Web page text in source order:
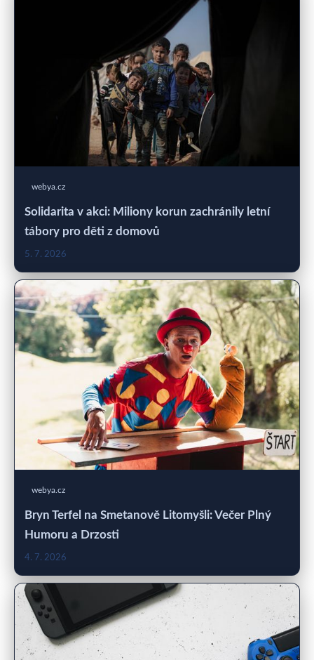
webya.cz
Solidarita v akci: Miliony korun zachránily letní
tábory pro děti z domovů
5. 7. 2026
webya.cz
Bryn Terfel na Smetanově Litomyšli: Večer Plný
Humoru a Drzosti
4. 7. 2026